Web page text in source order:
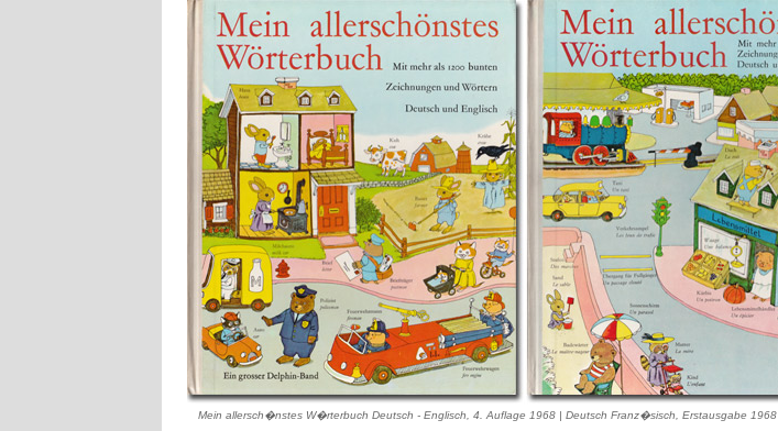
Mein allersch�nstes W�rterbuch Deutsch - Englisch, 4. Auflage 1968 | Deutsch Franz�sisch, Erstausgabe 1968